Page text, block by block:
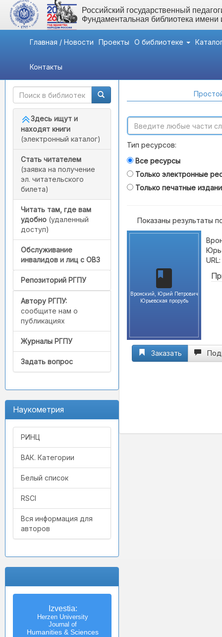
Российский государственный
Фундаментальная библиотека
Главная / Новости Проекты О библиотеке
Контакты
Быстрый доступ
Здесь ищут и
находят книги
(электронный каталог)
Стать читателем
(заявка на получение
эл. читательского
билета)
Читать там, где вам
удобно (удаленный
доступ)
Обслуживание
инвалидов и лиц с ОВЗ
Репозиторий РГПУ
Автору РГПУ:
сообщите нам о
публикациях
Журналы РГПУ
Задать вопрос
Наукометрия
РИНЦ
ВАК. Категории
Белый список
RSCI
Вся информация для
авторов
Izvestia:
Herzen University
Journal of
Humanities & Sciences
Тип ресурсов:
Все ресурсы
Только электронные
Только печатные
Показаны результаты
Вронский, Юрий Петрович
Юрьевская прорубь
URL:
Заказать